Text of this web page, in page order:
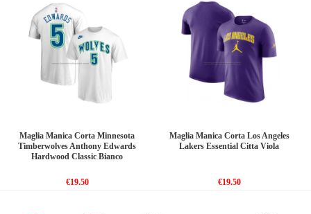
Maglia Manica Corta Minnesota
Timberwolves Anthony Edwards
Hardwood Classic Bianco
€19.50
Maglia Manica Corta Los Angeles
Lakers Essential Citta Viola
€19.50